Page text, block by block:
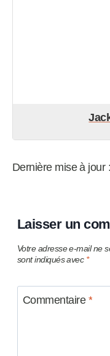
Dernière mise à jour
Laisser un
Votre adresse e-mail ne
sont indiqués avec *
Commentaire *